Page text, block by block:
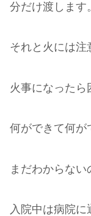
分だけ渡します。
それと火には注
火事になったら
何ができて何が
まだわからな
入院中は病院